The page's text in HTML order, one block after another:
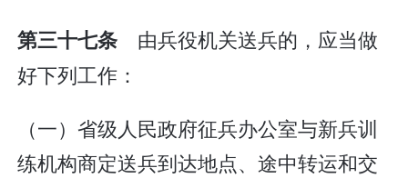
第三十七条 由兵役机关送兵的，应当做
好下列工作：
（一）省级人民政府征兵办公室与新兵训
练机构商定送兵到达地点、途中转运和交